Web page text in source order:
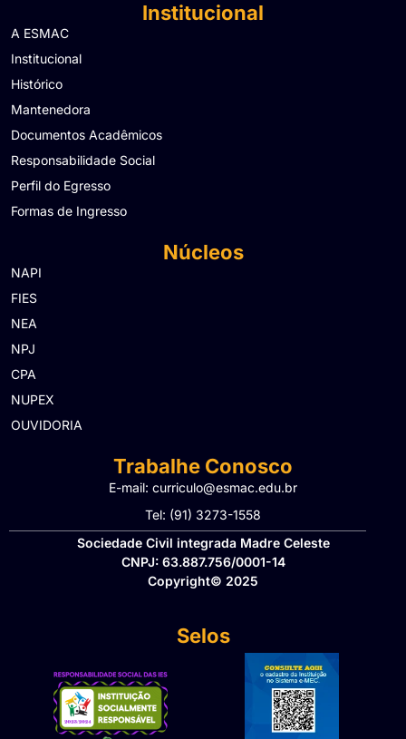
Institucional
A ESMAC
Institucional
Histórico
Mantenedora
Documentos Acadêmicos
Responsabilidade Social
Perfil do Egresso
Formas de Ingresso
Núcleos
NAPI
FIES
NEA
NPJ
CPA
NUPEX
OUVIDORIA
Trabalhe Conosco
E-mail: curriculo@esmac.edu.br
Tel: (91) 3273-1558​
Sociedade Civil integrada Madre Celeste
CNPJ: 63.887.756/0001-14
Copyright© 2025
Selos